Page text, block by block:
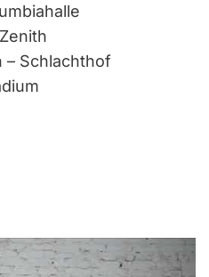
– Schlachthof